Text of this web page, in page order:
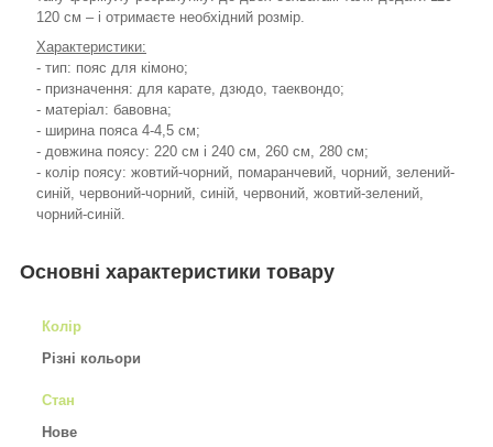
120 см – і отримаєте необхідний розмір.
Характеристики:
- тип: пояс для кімоно;
- призначення: для карате, дзюдо, таеквондо;
- матеріал: бавовна;
- ширина пояса 4-4,5 см;
- довжина поясу: 220 см і 240 см, 260 см, 280 см;
- колір поясу: жовтий-чорний, помаранчевий, чорний, зелений-
синій, червоний-чорний, синій, червоний, жовтий-зелений,
чорний-синій.
Основні характеристики товару
Колір
Різні кольори
Стан
Нове